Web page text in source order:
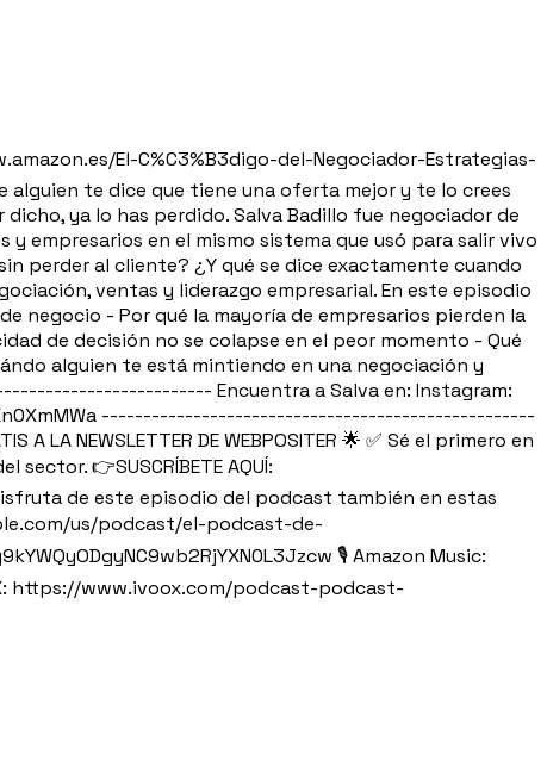
El-C%C3%B3digo-del-Negociador-Estrategias-
alguien te dice que tiene una oferta mejor y te lo crees
ya lo has perdido. Salva Badillo fue negociador de
empresarios en el mismo sistema que usó para salir vivo
perder al cliente? ¿Y qué se dice exactamente cuando
ventas y liderazgo empresarial. En este episodio
negocio - Por qué la mayoría de empresarios pierden la
de decisión no se colapse en el peor momento - Qué
alguien te está mintiendo en una negociación y
Encuentra a Salva en: Instagram:
----------------------------------------------------
NEWSLETTER DE WEBPOSITER 🌟 ✅ Sé el primero en
👉SUSCRÍBETE AQUÍ:
de este episodio del podcast también en estas
us/podcast/el-podcast-de-
🎙️ Amazon Music:
https://www.ivoox.com/podcast-podcast-